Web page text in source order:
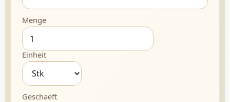
Menge
Einheit
Geschaeft